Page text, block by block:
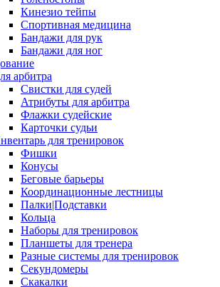
Кинезио тейпы
Спортивная медицина
Бандажи для рук
Бандажи для ног
арбитра
Свистки для судей
Атрибуты для арбитра
Флажки судейские
Карточки судьи
для тренировок
Фишки
Конусы
Беговые барьеры
Координационные лестницы
Палки|Подставки
Кольца
Наборы для тренировок
Планшеты для тренера
Разные системы для тренировок
Секундомеры
Скакалки